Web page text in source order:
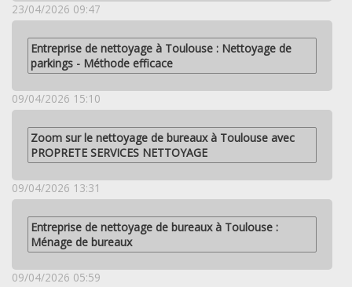
23/04/2026 09:47
Entreprise de nettoyage à Toulouse : Nettoyage de
parkings - Méthode efficace
09/04/2026 15:10
Zoom sur le nettoyage de bureaux à Toulouse avec
PROPRETE SERVICES NETTOYAGE
09/04/2026 13:31
Entreprise de nettoyage de bureaux à Toulouse :
Ménage de bureaux
09/04/2026 05:59